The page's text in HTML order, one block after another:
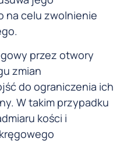
na celu zwolnienie
przez otwory
zmian
do ograniczenia ich
W takim przypadku
kości i